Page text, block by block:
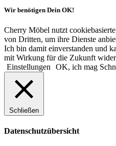
Wir benötigen Dein OK!
Cherry Möbel nutzt
von Dritten, um ihre Dienste
Ich bin damit einverstanden und
mit Wirkung für die Zukunft
Einstellungen
OK, ich mag
Schließen
Datenschutzübersicht